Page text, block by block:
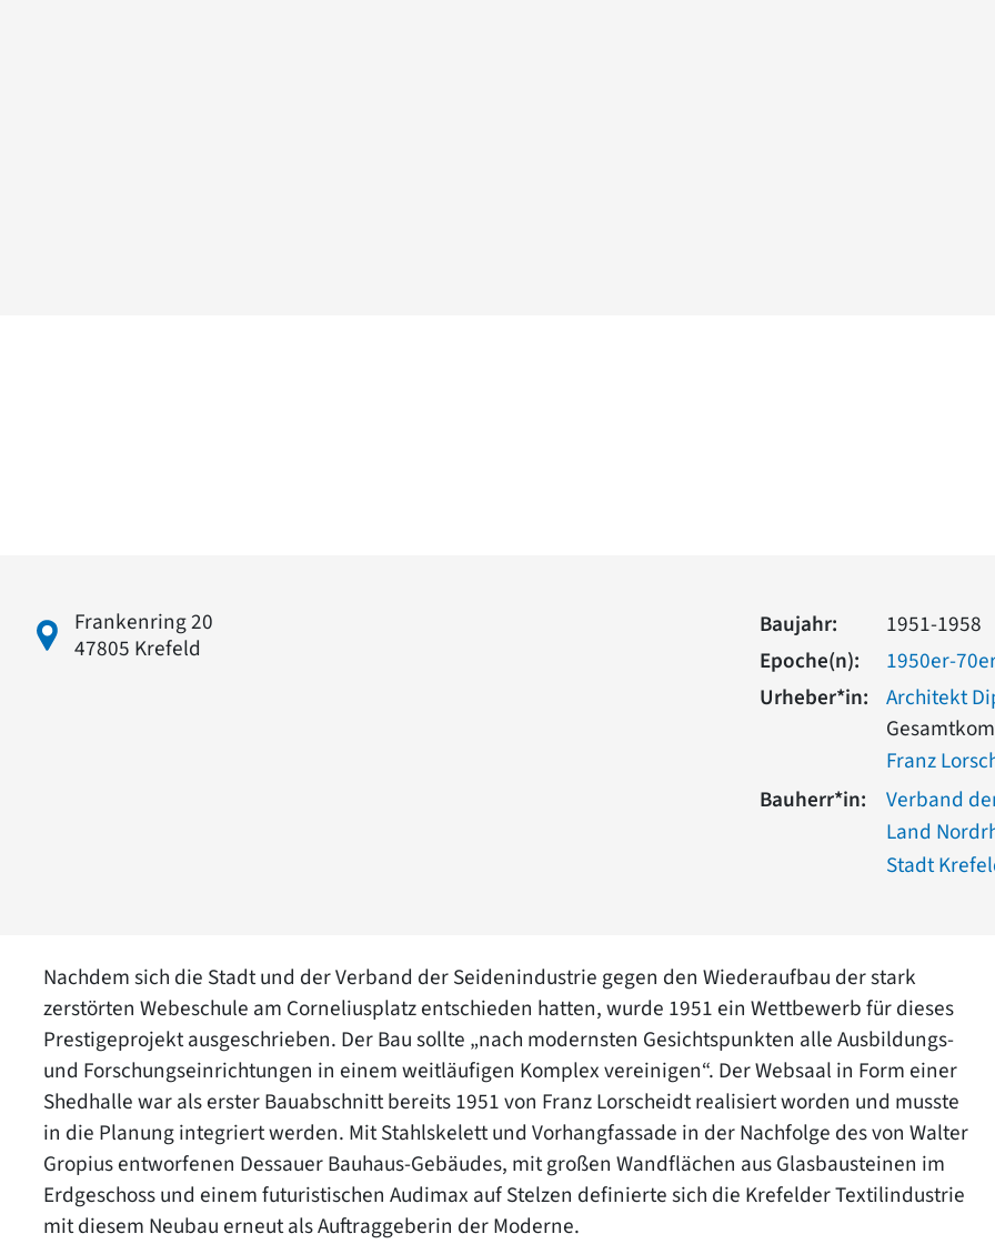
Frankenring 20
47805 Krefeld
Baujahr:
1951-1958
Epoche(n):
1950er-
Urheber*in:
Architekt
Franz
Bauherr*in:
Verband
Land
Stadt
Nachdem sich die Stadt und der Verband der Seidenindustrie gegen den Wiederaufbau der stark
zerstörten Webeschule am Corneliusplatz entschieden hatten, wurde 1951 ein Wettbewerb für dieses
Prestigeprojekt ausgeschrieben. Der Bau sollte „nach modernsten Gesichtspunkten alle Ausbildungs-
und Forschungseinrichtungen in einem weitläufigen Komplex vereinigen“. Der Websaal in Form einer
Shedhalle war als erster Bauabschnitt bereits 1951 von Franz Lorscheidt realisiert worden und musste
in die Planung integriert werden. Mit Stahlskelett und Vorhangfassade in der Nachfolge des von Walter
Gropius entworfenen Dessauer Bauhaus-Gebäudes, mit großen Wandflächen aus Glasbausteinen im
Erdgeschoss und einem futuristischen Audimax auf Stelzen definierte sich die Krefelder Textilindustrie
mit diesem Neubau erneut als Auftraggeberin der Moderne.